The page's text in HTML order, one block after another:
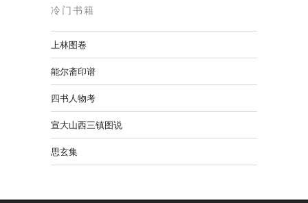
冷门书籍
上林图卷
能尔斋印谱
四书人物考
宣大山西三镇图说
思玄集